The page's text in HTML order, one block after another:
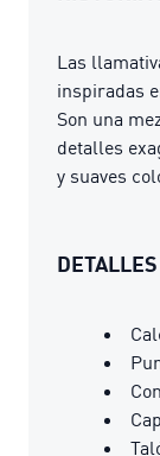
Las
inspiradas
Son una
detalles
y suaves
DETALLES